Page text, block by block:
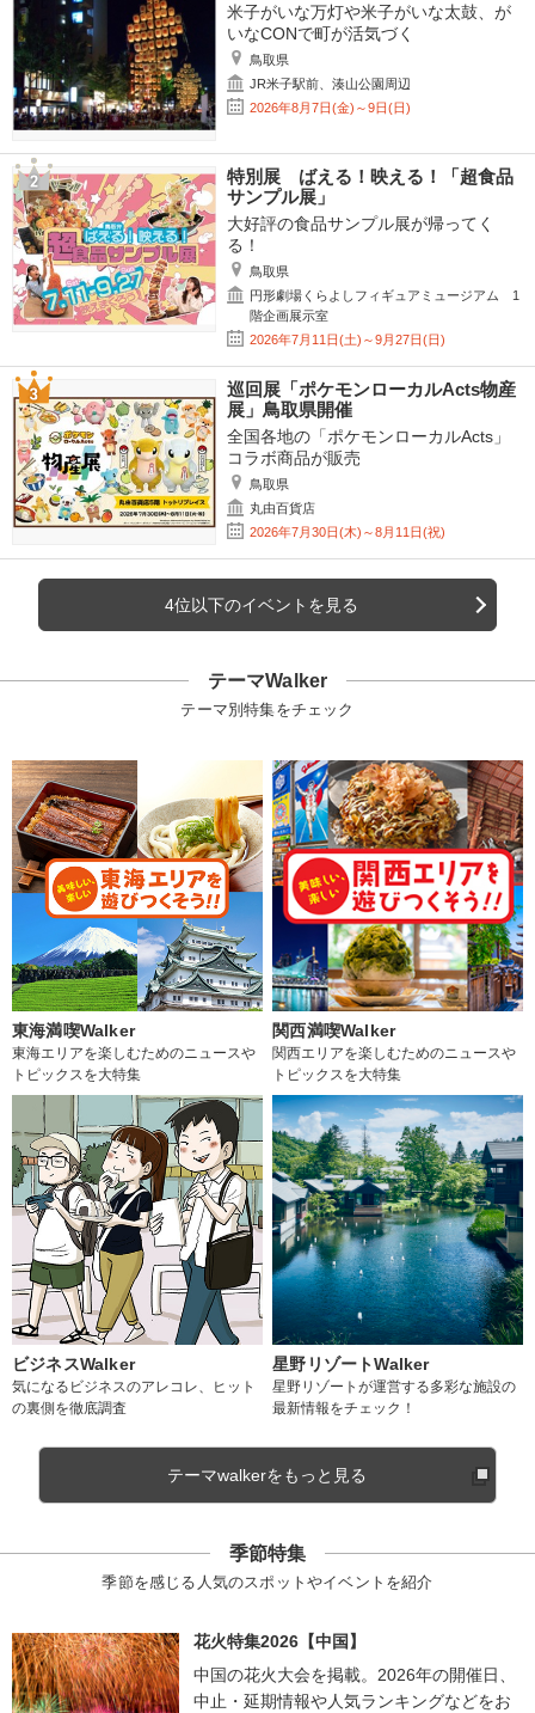
米子がいな万灯や米子がいな太鼓、が
いなCONで町が活気づく
鳥取県
JR米子駅前、湊山公園周辺
2026年8月7日(金)～9日(日)
特別展 ばえる！映える！「超食品
サンプル展」
大好評の食品サンプル展が帰ってく
る！
鳥取県
円形劇場くらよしフィギュアミュージアム 1
階企画展示室
2026年7月11日(土)～9月27日(日)
巡回展「ポケモンローカルActs物産
展」鳥取県開催
全国各地の「ポケモンローカルActs」
コラボ商品が販売
鳥取県
丸由百貨店
2026年7月30日(木)～8月11日(祝)
4位以下のイベントを見る
テーマWalker
テーマ別特集をチェック
東海満喫Walker
東海エリアを楽しむためのニュースや
トピックスを大特集
関西満喫Walker
関西エリアを楽しむためのニュースや
トピックスを大特集
ビジネスWalker
気になるビジネスのアレコレ、ヒット
の裏側を徹底調査
星野リゾートWalker
星野リゾートが運営する多彩な施設の
最新情報をチェック！
テーマwalkerをもっと見る
季節特集
季節を感じる人気のスポットやイベントを紹介
花火特集2026【中国】
中国の花火大会を掲載。2026年の開催日、
中止・延期情報や人気ランキングなどをお